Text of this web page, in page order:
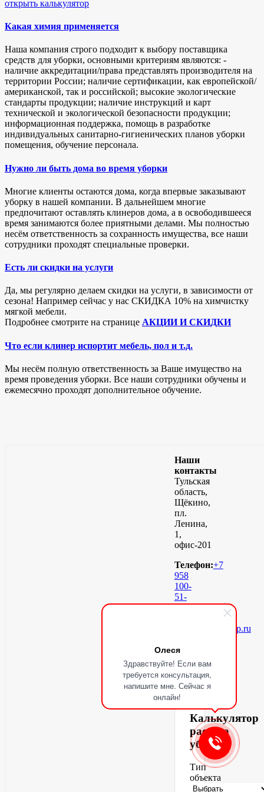
Олеся
Здравствуйте! Если вам
требуется консультация,
напишите мне. Сейчас я
онлайн!
открыть калькулятор
Какая химия применяется
Наша компания строго подходит к выбору поставщика
средств для уборки, основными критериям являются: -
наличие аккредитации/права представлять производителя на
территории России; наличие сертификации, как европейской/
американской, так и российской; высокие экологические
стандарты продукции; наличие инструкций и карт
технической и экологической безопасности продукции;
информационная поддержка, помощь в разработке
индивидуальных санитарно-гигиенических планов уборки
помещения, обучение персонала.
Нужно ли быть дома во время уборки
Многие клиенты остаются дома, когда впервые заказывают
уборку в нашей компании. В дальнейшем многие
предпочитают оставлять клинеров дома, а в освободившееся
время занимаются более приятными делами. Мы полностью
несём ответственность за сохранность имущества, все наши
сотрудники проходят специальные проверки.
Есть ли скидки на услуги
Да, мы регулярно делаем скидки на услуги, в зависимости от
сезона! Например сейчас у нас СКИДКА 10% на химчистку
мягкой мебели.
Подробнее смотрите на странице АКЦИИ И СКИДКИ
Что если клинер испортит мебель, пол и т.д.
Мы несём полную ответственность за Ваше имущество на
время проведения уборки. Все наши сотрудники обучены и
ежемесячно проходят дополнительное обучение.
Наши
контакты
Тульская
область,
Щёкино,
пл.
Ленина,
1,
офис-201
Телефон:+7
958
100-
51-
98
info@cleaningvip.ru
заказать
клининг
Калькулятор
расчёта
уборки
Тип
объекта